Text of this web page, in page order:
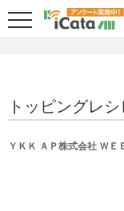
トッピングレシ
ＹＫＫ ＡＰ株式会社 ＷＥ